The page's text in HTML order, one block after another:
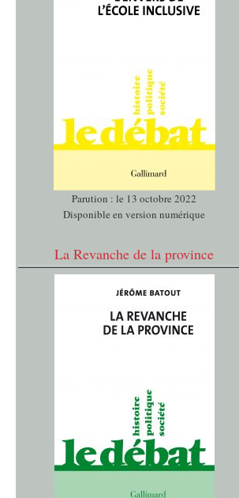
Parution : le 13 octobre 2022
Disponible en version numérique
La Revanche de la province